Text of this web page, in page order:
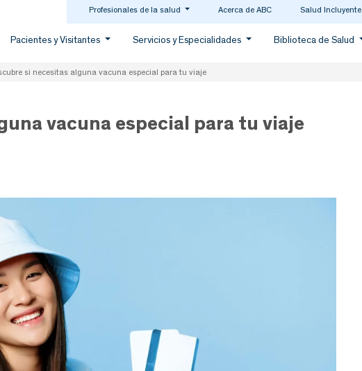
Profesionales de la salud Acerca de ABC Salud Incluyente
Pacientes y Visitantes Servicios y Especialidades Biblioteca de Salud
si necesitas alguna vacuna especial para tu viaje
vacuna especial para tu viaje